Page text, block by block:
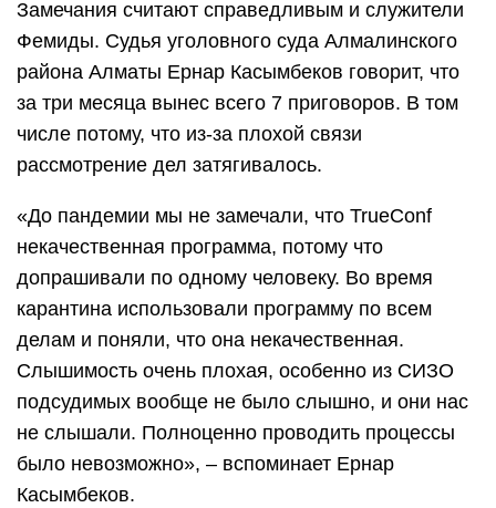
Замечания считают справедливым и служители
Фемиды. Судья уголовного суда Алмалинского
района Алматы Ернар Касымбеков говорит, что
за три месяца вынес всего 7 приговоров. В том
числе потому, что из-за плохой связи
рассмотрение дел затягивалось.
«До пандемии мы не замечали, что TrueConf
некачественная программа, потому что
допрашивали по одному человеку. Во время
карантина использовали программу по всем
делам и поняли, что она некачественная.
Слышимость очень плохая, особенно из СИЗО
подсудимых вообще не было слышно, и они нас
не слышали. Полноценно проводить процессы
было невозможно», – вспоминает Ернар
Касымбеков.